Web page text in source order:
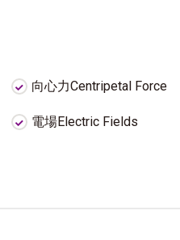
向心力Centripetal Force
電場Electric Fields